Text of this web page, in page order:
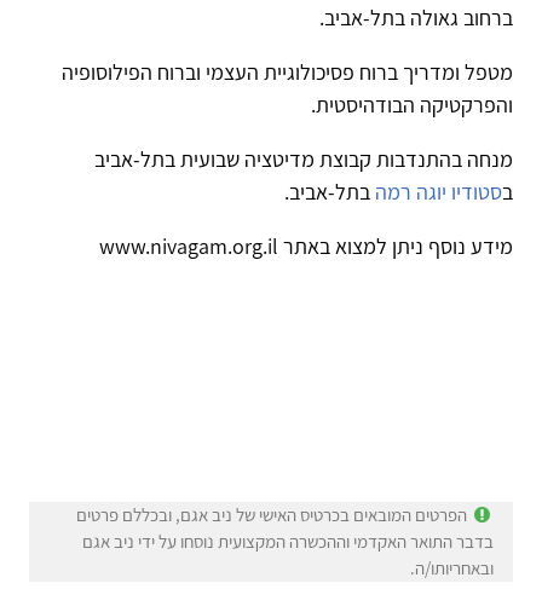
ברחוב גאולה בתל-אביב.
מטפל ומדריך ברוח פסיכולוגיית העצמי וברוח הפילוסופיה
והפרקטיקה הבודהיסטית.
מנחה בהתנדבות קבוצת מדיטציה שבועית בתל-אביב
בסטודיו יוגה רמה בתל-אביב.
מידע נוסף ניתן למצוא באתר www.nivagam.org.il
הפרטים המובאים בכרטיס האישי של ניב אגם, ובכללם פרטים
בדבר התואר האקדמי וההכשרה המקצועית נוסחו על ידי ניב אגם
ובאחריותו/ה.